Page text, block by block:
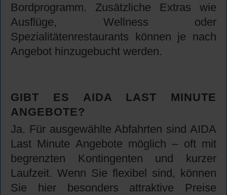
Bordprogramm. Zusätzliche Extras wie
Ausflüge, Wellness oder
Spezialitätenrestaurants können je nach
Angebot hinzugebucht werden.
GIBT ES AIDA LAST MINUTE
ANGEBOTE?
Ja. Für ausgewählte Abfahrten sind AIDA
Last Minute Angebote möglich – oft mit
begrenzten Kontingenten und kurzer
Laufzeit. Wenn Sie flexibel sind, können
Sie hier besonders attraktive Preise